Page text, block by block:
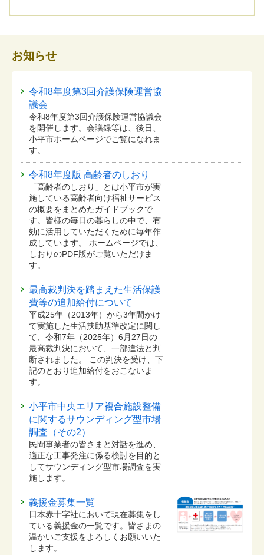
お知らせ
令和8年度第3回介護保険運営協
議会
令和8年度第3回介護保険運営協議会
を開催します。会議録等は、後日、
小平市ホームページでご覧になれま
す。
令和8年度版 高齢者のしおり
「高齢者のしおり」とは小平市が実
施している高齢者向け福祉サービス
の概要をまとめたガイドブックで
す。皆様の毎日の暮らしの中で、有
効に活用していただくために毎年作
成しています。 ホームページでは、
しおりのPDF版がご覧いただけま
す。
最高裁判決を踏まえた生活保護
費等の追加給付について
平成25年（2013年）から3年間かけ
て実施した生活扶助基準改定に関し
て、令和7年（2025年）6月27日の
最高裁判決において、一部違法と判
断されました。 この判決を受け、下
記のとおり追加給付をおこないま
す。
小平市中央エリア複合施設整備
に関するサウンディング型市場
調査（その2）
民間事業者の皆さまと対話を進め、
適正な工事発注に係る検討を目的と
してサウンディング型市場調査を実
施します。
義援金募集一覧
日本赤十字社において現在募集をし
ている義援金の一覧です。皆さまの
温かいご支援をよろしくお願いいた
します。